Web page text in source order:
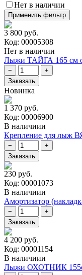
Нет в наличии
3 800 руб.
Код: 00005308
Нет в наличии
Лыжи ТАЙГА 165 см
Новинка
1 370 руб.
Код: 00006900
В наличиии
Крепление для лыж
230 руб.
Код: 00001073
В наличиии
Амортизатор
4 200 руб.
Код: 00001154
В наличиии
Лыжи ОХОТНИК